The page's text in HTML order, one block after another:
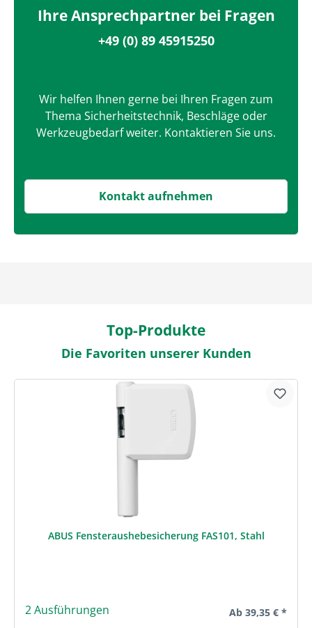
Ihre Ansprechpartner bei Fragen
+49 (0) 89 45915250
Wir helfen Ihnen gerne bei Ihren Fragen zum
Thema Sicherheitstechnik, Beschläge oder
Werkzeugbedarf weiter. Kontaktieren Sie uns.
Kontakt aufnehmen
Top-Produkte
Die Favoriten unserer Kunden
Produktgalerie überspringen
ABUS Fensteraushebesicherung FAS101, Stahl
2 Ausführungen Regulärer Preis:
Ab 39,35 € *